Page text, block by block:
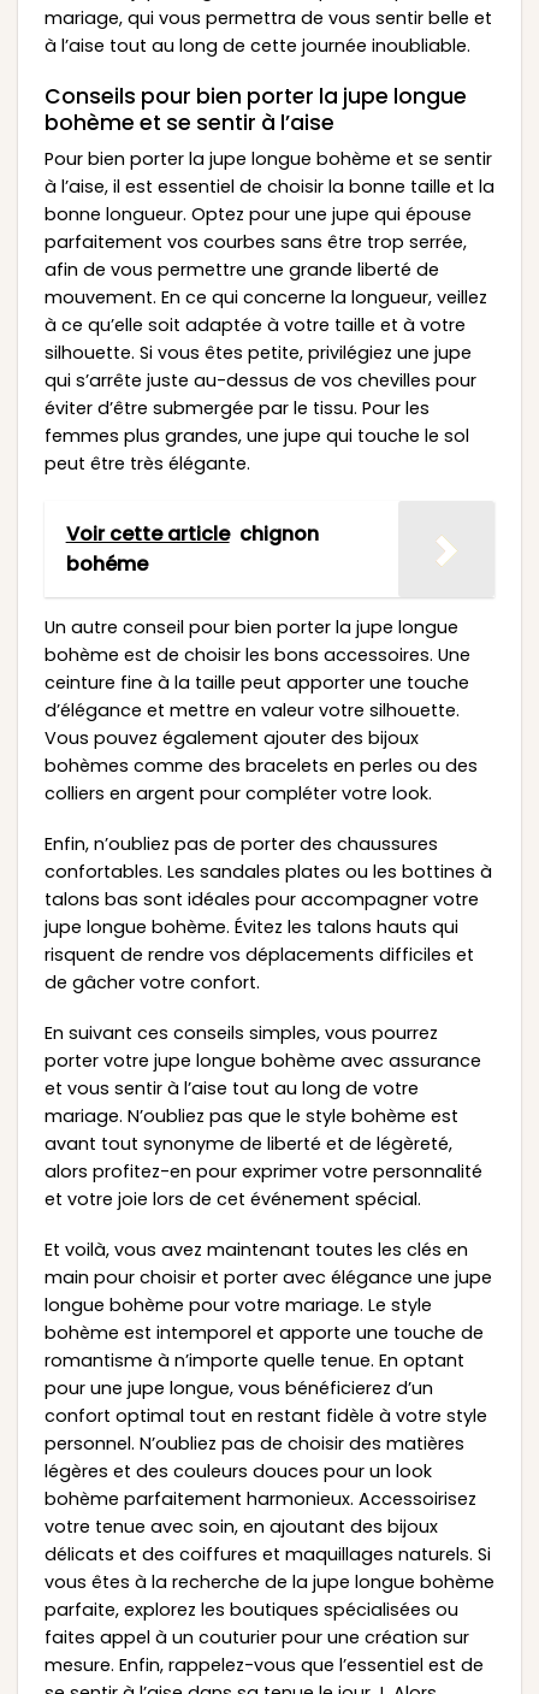
mariage, qui vous permettra de vous sentir belle et
à l’aise tout au long de cette journée inoubliable.
Conseils pour bien porter la jupe longue
bohème et se sentir à l’aise
Pour bien porter la jupe longue bohème et se sentir
à l’aise, il est essentiel de choisir la bonne taille et la
bonne longueur. Optez pour une jupe qui épouse
parfaitement vos courbes sans être trop serrée,
afin de vous permettre une grande liberté de
mouvement. En ce qui concerne la longueur, veillez
à ce qu’elle soit adaptée à votre taille et à votre
silhouette. Si vous êtes petite, privilégiez une jupe
qui s’arrête juste au-dessus de vos chevilles pour
éviter d’être submergée par le tissu. Pour les
femmes plus grandes, une jupe qui touche le sol
peut être très élégante.
Voir cette article chignon
bohéme
Un autre conseil pour bien porter la jupe longue
bohème est de choisir les bons accessoires. Une
ceinture fine à la taille peut apporter une touche
d’élégance et mettre en valeur votre silhouette.
Vous pouvez également ajouter des bijoux
bohèmes comme des bracelets en perles ou des
colliers en argent pour compléter votre look.
Enfin, n’oubliez pas de porter des chaussures
confortables. Les sandales plates ou les bottines à
talons bas sont idéales pour accompagner votre
jupe longue bohème. Évitez les talons hauts qui
risquent de rendre vos déplacements difficiles et
de gâcher votre confort.
En suivant ces conseils simples, vous pourrez
porter votre jupe longue bohème avec assurance
et vous sentir à l’aise tout au long de votre
mariage. N’oubliez pas que le style bohème est
avant tout synonyme de liberté et de légèreté,
alors profitez-en pour exprimer votre personnalité
et votre joie lors de cet événement spécial.
Et voilà, vous avez maintenant toutes les clés en
main pour choisir et porter avec élégance une jupe
longue bohème pour votre mariage. Le style
bohème est intemporel et apporte une touche de
romantisme à n’importe quelle tenue. En optant
pour une jupe longue, vous bénéficierez d’un
confort optimal tout en restant fidèle à votre style
personnel. N’oubliez pas de choisir des matières
légères et des couleurs douces pour un look
bohème parfaitement harmonieux. Accessoirisez
votre tenue avec soin, en ajoutant des bijoux
délicats et des coiffures et maquillages naturels. Si
vous êtes à la recherche de la jupe longue bohème
parfaite, explorez les boutiques spécialisées ou
faites appel à un couturier pour une création sur
mesure. Enfin, rappelez-vous que l’essentiel est de